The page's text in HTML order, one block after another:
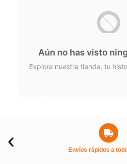
Aún no has visto
Explora nuestra tienda, tu
Envíos rápidos a